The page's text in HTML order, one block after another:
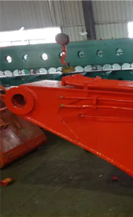
HUIS
PRODUCTEN
VIDEO'S
Machinery
Ltd..
All
Rights
Reserved.